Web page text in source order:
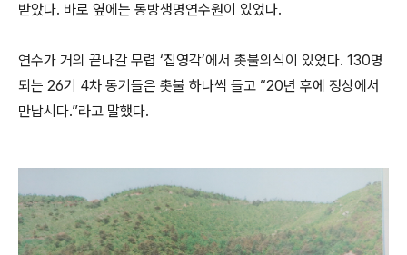
받았다. 바로 옆에는 동방생명연수원이 있었다.
연수가 거의 끝나갈 무렵 ‘집영각’에서 촛불의식이 있었다. 130명
되는 26기 4차 동기들은 촛불 하나씩 들고 “20년 후에 정상에서
만납시다.”라고 말했다.